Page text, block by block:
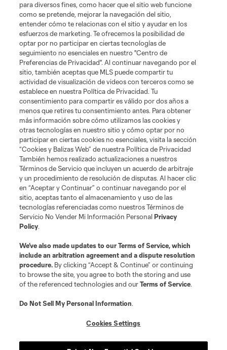
Club Sites
Términos de servicio Política de privacidad
No vender mi información
Cookies Settings
©2026 MLS. El nombre y escudo de la Major League Soccer y MLS son
marcas registradas de League Soccer, L.L.C. (“MLS”). Los nombres y logos
de los equipos de la MLS están registrados y son marcas bajo ley común
de la MLS o son usadas con el permiso de sus propietarios. Uso
desautorizado está prohibido.
para diversos fines, como hacer que el sitio web funcione
como se pretende, mejorar la navegación del sitio,
entender cómo te relacionas con el sitio y ayudar en los
esfuerzos de marketing. Te ofrecemos la posibilidad de
optar por no participar en ciertas tecnologías de
seguimiento no esenciales en nuestro "Centro de
Preferencias de Privacidad". Al continuar navegando por el
sitio, también aceptas que MLS puede compartir tu
actividad de visualización de videos con terceros como se
establece en nuestra Política de Privacidad. Tu
consentimiento para compartir es válido por dos años a
menos que retires tu consentimiento antes. Para obtener
más información sobre cómo utilizamos las cookies y
otras tecnologías en nuestro sitio y cómo optar por no
participar en ciertas cookies no esenciales, visita la sección
“Cookies y Balizas Web” de nuestra Política de Privacidad
También hemos realizado actualizaciones a nuestros
Términos de Servicio que incluyen un acuerdo de arbitraje
y un procedimiento de resolución de disputas. Al hacer clic
en “Aceptar y Continuar” o continuar navegando por el
sitio, aceptas tanto el almacenamiento y uso de las
tecnologías referenciadas como nuestros Términos de
Servicio No Vender Mi Información PersonalPrivacy
Policy.
We’ve also made updates to ourTerms of Service, which
include an arbitration agreement and a dispute resolution
procedure. By clicking “Accept & Continue” or continuing
to browse the site, you agree to both the storing and use
of the referenced technologies and ourTerms of Service.
Do Not Sell My Personal Information.
Cookies Settings